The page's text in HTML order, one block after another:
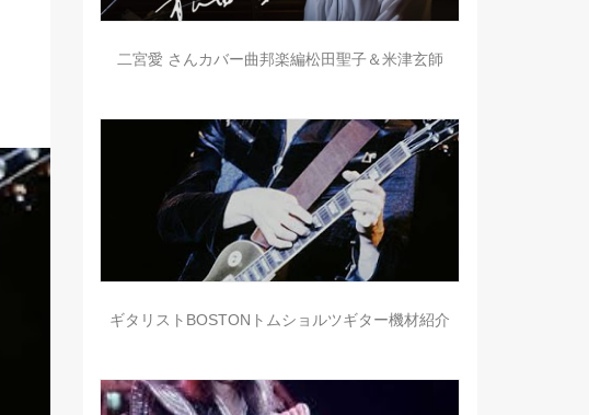
二宮愛 さんカバー曲邦楽編松田聖子＆米津玄師
ギタリストBOSTONトムショルツギター機材紹介